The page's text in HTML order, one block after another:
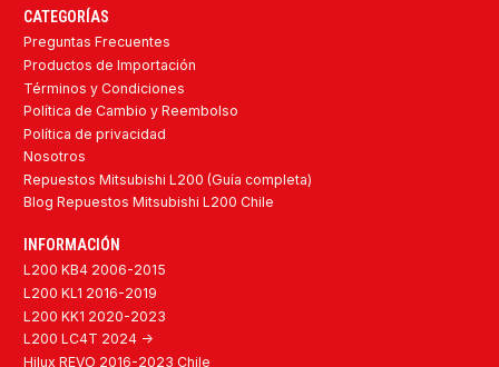
CATEGORÍAS
Preguntas Frecuentes
Productos de Importación
Términos y Condiciones
Política de Cambio y Reembolso
Política de privacidad
Nosotros
Repuestos Mitsubishi L200 (Guía completa)
Blog Repuestos Mitsubishi L200 Chile
INFORMACIÓN
L200 KB4 2006-2015
L200 KL1 2016-2019
L200 KK1 2020-2023
L200 LC4T 2024 ->
Hilux REVO 2016-2023 Chile